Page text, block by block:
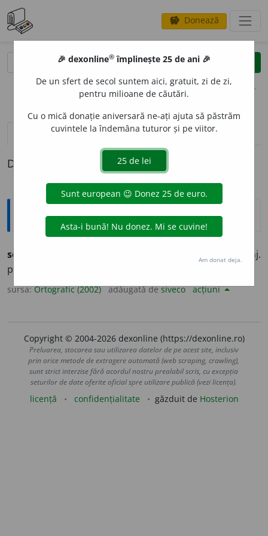
savings Donează
clear
opțiuni
definiții (1) pronunțievolume_up (46)
Definiția cu ID-ul 283068:
Ortografice DOOM
solicit
conj.
prez. 3 sg. și pl.
sursa:Ortografic (2002) adăugată desiveco acțiuni
Copyright © 2004-2026 dexonline (https://dexonline.ro)
Preluarea, stocarea sau utilizarea datelor de pe acest site, inclusiv
prin orice metode de extragere automată (web scraping, crawling),
sunt strict interzise fără acordul nostru prealabil scris, cu excepția
seturilor de date oferite oficial spre utilizare publică (vezi licența).
licență confidențialitate găzduit de Hosterion
🎉 dexonline® împlinește 25 de ani 🎉
De un sfert de secol suntem aici, gratuit, zi de zi,
pentru milioane de căutări.
Cu o mică donație aniversară ne-ați ajuta să păstrăm
cuvintele la îndemâna tuturor și pe viitor.
Am donat deja.